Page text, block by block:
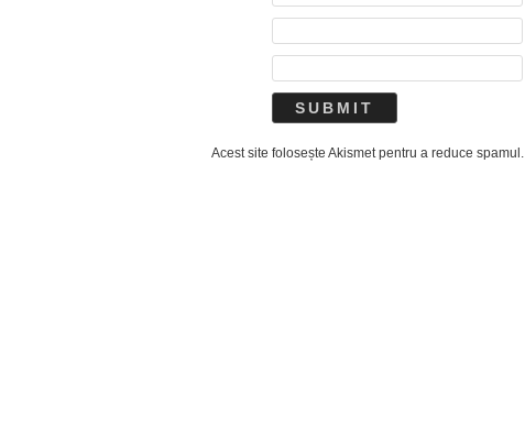
Acest site folosește Akismet pentru a reduce spamul.